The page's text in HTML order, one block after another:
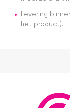
Levering
het product).